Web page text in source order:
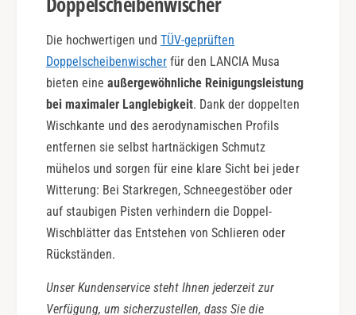
Die hochwertigen undTÜV-geprüften
Doppelscheibenwischer für den LANCIA Musa
bieten eine außergewöhnliche Reinigungsleistung
bei maximaler Langlebigkeit. Dank der doppelten
Wischkante und des aerodynamischen Profils
entfernen sie selbst hartnäckigen Schmutz
mühelos und sorgen für eine klare Sicht bei jeder
Witterung: Bei Starkregen, Schneegestöber oder
auf staubigen Pisten verhindern die Doppel-
Wischblätter das Entstehen von Schlieren oder
Rückständen.
Unser Kundenservice steht Ihnen jederzeit zur
Verfügung, um sicherzustellen, dass Sie die